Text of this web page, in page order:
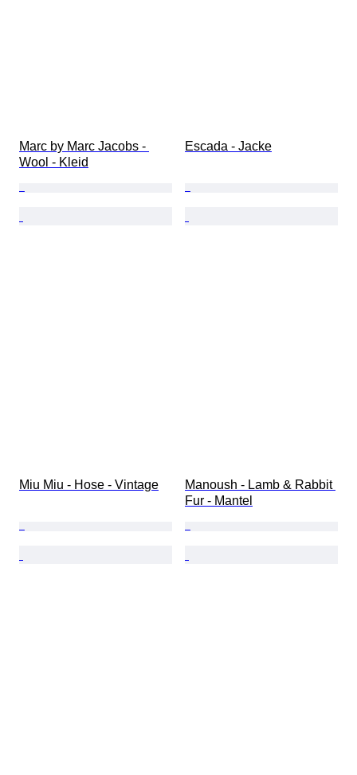
Marc by Marc Jacobs -
Wool - Kleid
Escada - Jacke
Miu Miu - Hose - Vintage
Manoush - Lamb & Rabbit
Fur - Mantel